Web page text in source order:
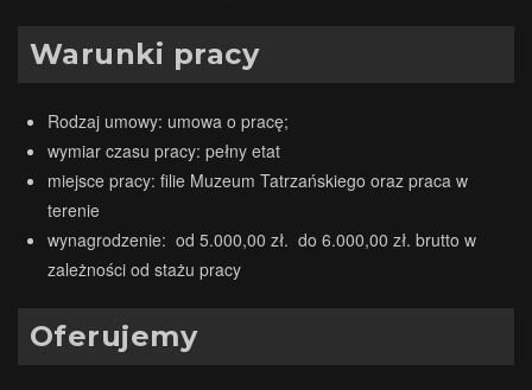
Warunki pracy
Rodzaj umowy: umowa o pracę;
wymiar czasu pracy: pełny etat
miejsce pracy: filie Muzeum Tatrzańskiego oraz praca w
terenie
wynagrodzenie: od 5.000,00 zł. do 6.000,00 zł. brutto w
zależności od stażu pracy
Oferujemy